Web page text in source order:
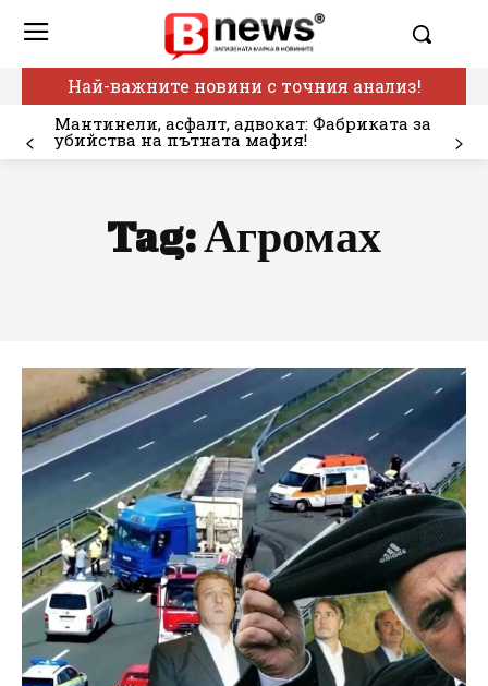
Най-важните новини с точния анализ!
Мантинели, асфалт, адвокат: Фабриката за
убийства на пътната мафия!
Tag:Агромах